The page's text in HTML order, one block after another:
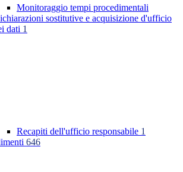
Monitoraggio tempi procedimentali
sostitutive e acquisizione d'ufficio
dati 1
Recapiti dell'ufficio responsabile 1
646